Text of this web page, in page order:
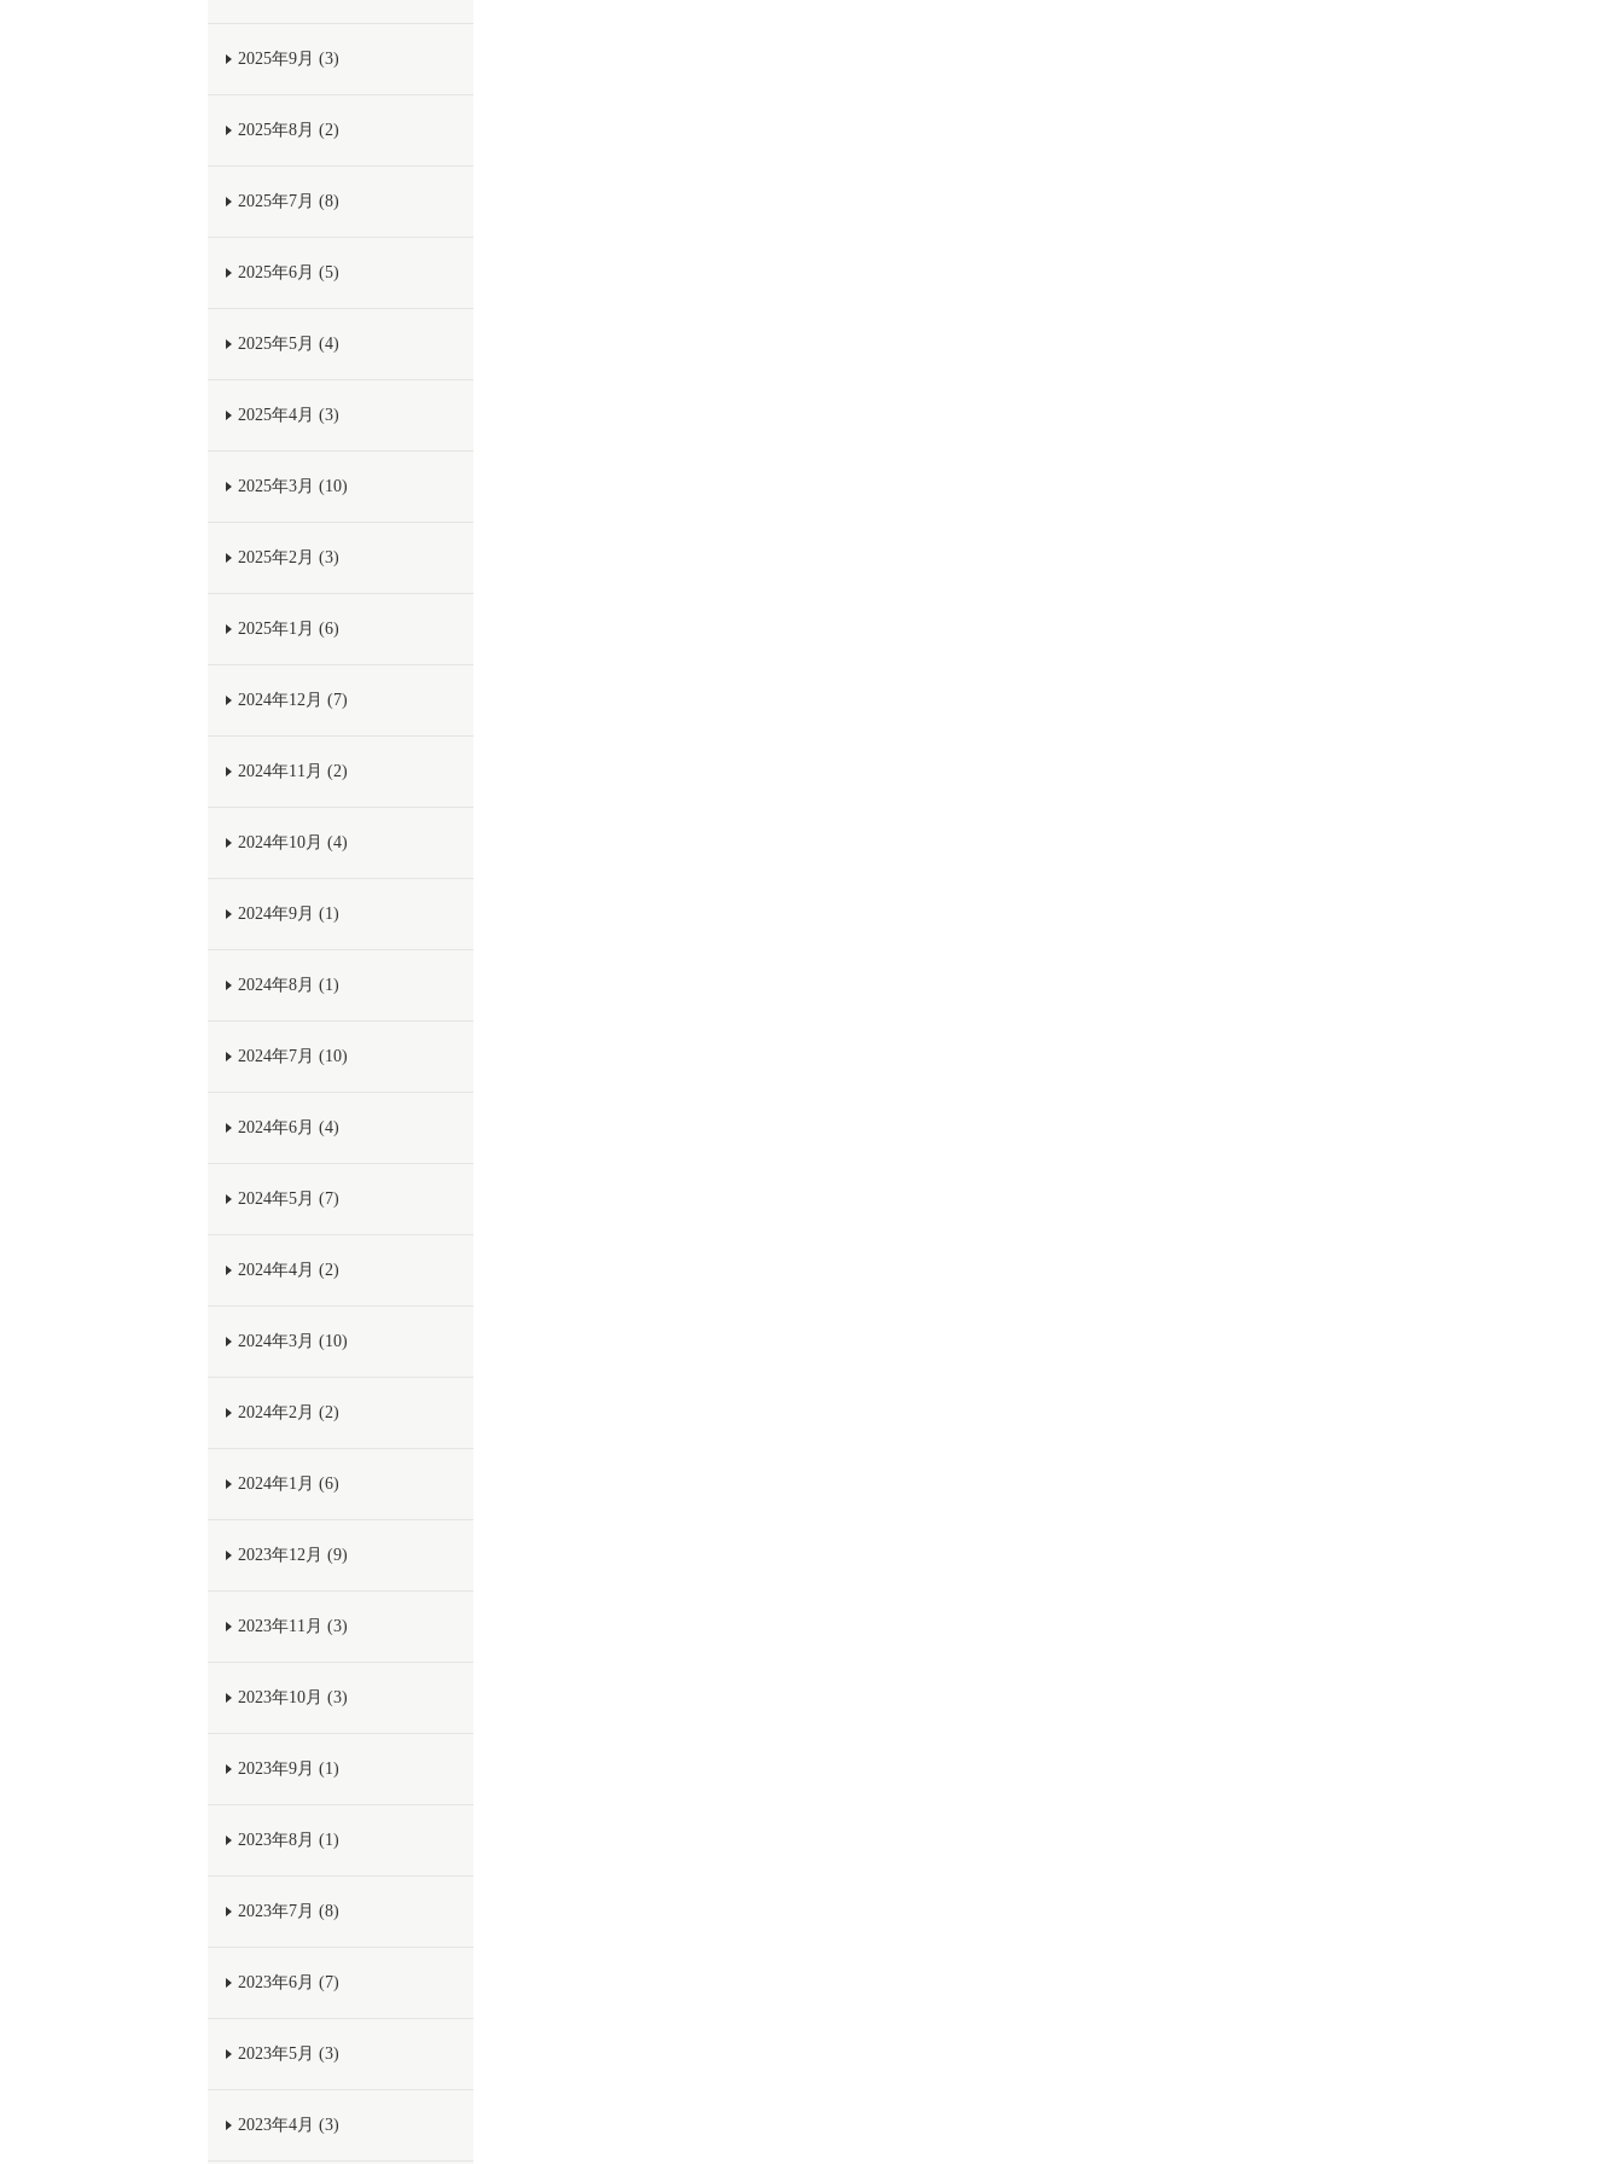
2025年9月 (3)
2025年8月 (2)
2025年7月 (8)
2025年6月 (5)
2025年5月 (4)
2025年4月 (3)
2025年3月 (10)
2025年2月 (3)
2025年1月 (6)
2024年12月 (7)
2024年11月 (2)
2024年10月 (4)
2024年9月 (1)
2024年8月 (1)
2024年7月 (10)
2024年6月 (4)
2024年5月 (7)
2024年4月 (2)
2024年3月 (10)
2024年2月 (2)
2024年1月 (6)
2023年12月 (9)
2023年11月 (3)
2023年10月 (3)
2023年9月 (1)
2023年8月 (1)
2023年7月 (8)
2023年6月 (7)
2023年5月 (3)
2023年4月 (3)